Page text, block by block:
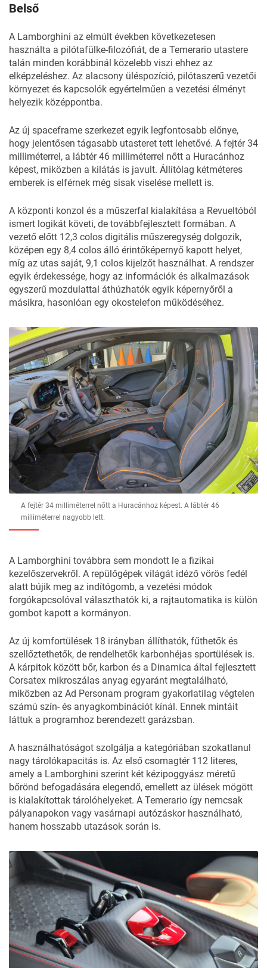
Belső
A Lamborghini az elmúlt években következetesen
használta a pilótafülke-filozófiát, de a Temerario utastere
talán minden korábbinál közelebb viszi ehhez az
elképzeléshez. Az alacsony üléspozíció, pilótaszerű vezetői
környezet és kapcsolók egyértelműen a vezetési élményt
helyezik középpontba.
Az új spaceframe szerkezet egyik legfontosabb előnye,
hogy jelentősen tágasabb utasteret tett lehetővé. A fejtér 34
milliméterrel, a lábtér 46 milliméterrel nőtt a Huracánhoz
képest, miközben a kilátás is javult. Állítólag kétméteres
emberek is elférnek még sisak viselése mellett is.
A központi konzol és a műszerfal kialakítása a Revueltóból
ismert logikát követi, de továbbfejlesztett formában. A
vezető előtt 12,3 colos digitális műszeregység dolgozik,
középen egy 8,4 colos álló érintőképernyő kapott helyet,
míg az utas saját, 9,1 colos kijelzőt használhat. A rendszer
egyik érdekessége, hogy az információk és alkalmazások
egyszerű mozdulattal áthúzhatók egyik képernyőről a
másikra, hasonlóan egy okostelefon működéséhez.
A fejtér 34 milliméterrel nőtt a Huracánhoz képest. A lábtér 46
milliméterrel nagyobb lett.
A Lamborghini továbbra sem mondott le a fizikai
kezelőszervekről. A repülőgépek világát idéző vörös fedél
alatt bújik meg az indítógomb, a vezetési módok
forgókapcsolóval választhatók ki, a rajtautomatika is külön
gombot kapott a kormányon.
Az új komfortülések 18 irányban állíthatók, fűthetők és
szellőztethetők, de rendelhetők karbonhéjas sportülések is.
A kárpitok között bőr, karbon és a Dinamica által fejlesztett
Corsatex mikroszálas anyag egyaránt megtalálható,
miközben az Ad Personam program gyakorlatilag végtelen
számú szín- és anyagkombinációt kínál. Ennek mintáit
láttuk a programhoz berendezett garázsban.
A használhatóságot szolgálja a kategóriában szokatlanul
nagy tárolókapacitás is. Az első csomagtér 112 literes,
amely a Lamborghini szerint két kézipoggyász méretű
bőrönd befogadására elegendő, emellett az ülések mögött
is kialakítottak tárolóhelyeket. A Temerario így nemcsak
pályanapokon vagy vasárnapi autózáskor használható,
hanem hosszabb utazások során is.